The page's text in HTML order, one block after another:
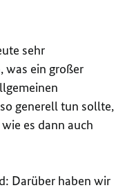
sehr
was ein großer
generell tun sollte,
es dann auch
Darüber haben wir